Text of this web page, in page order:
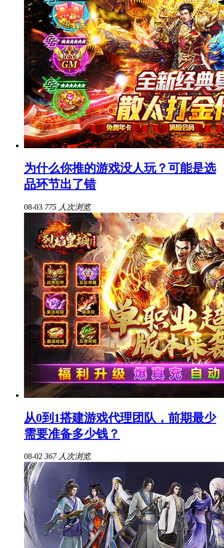
为什么你推的游戏没人玩？可能是选
品环节出了错
08-03 775 人次浏览
从0到1搭建游戏代理团队，前期最少
需要准备多少钱？
08-02 367 人次浏览